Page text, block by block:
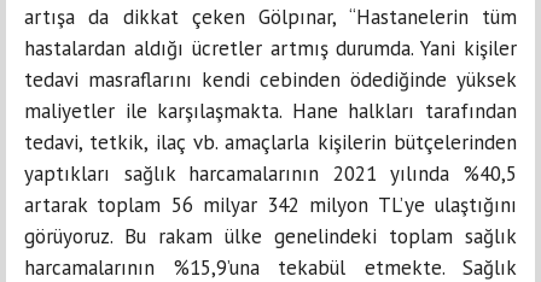
artışa da dikkat çeken Gölpınar, “Hastanelerin tüm
hastalardan aldığı ücretler artmış durumda. Yani kişiler
tedavi masraflarını kendi cebinden ödediğinde yüksek
maliyetler ile karşılaşmakta. Hane halkları tarafından
tedavi, tetkik, ilaç vb. amaçlarla kişilerin bütçelerinden
yaptıkları sağlık harcamalarının 2021 yılında %40,5
artarak toplam 56 milyar 342 milyon TL’ye ulaştığını
görüyoruz. Bu rakam ülke genelindeki toplam sağlık
harcamalarının %15,9’una tekabül etmekte. Sağlık